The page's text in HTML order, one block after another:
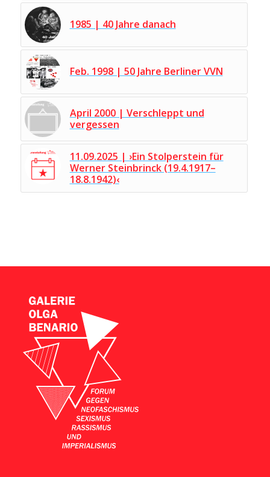
1985 | 40 Jahre danach
Feb. 1998 | 50 Jahre Berliner VVN
April 2000 | Verschleppt und
vergessen
11.09.2025 | ›Ein Stolperstein für
Werner Steinbrinck (19.4.1917–
18.8.1942)‹